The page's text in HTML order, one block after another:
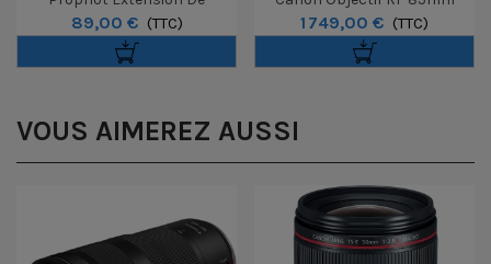
Garantie À 5 Ans
Boîtier/Optique 1000€ À 3000€
89,00 € (TTC)
F/1.4L VCM
1 749,00 € (TTC)
VOUS AIMEREZ AUSSI